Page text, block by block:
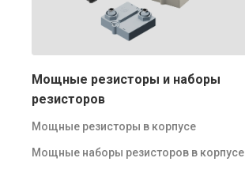
Мощные резисторы и наборы
резисторов
Мощные резисторы в корпусе
Мощные наборы резисторов в корпусе